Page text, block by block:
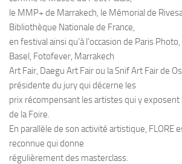
le MMP+ de Marrakech, le Mémorial de
Bibliothèque Nationale de France,
en festival ainsi qu’à l’occasion de Paris
Basel, Fotofever, Marrakech
Art Fair, Daegu Art Fair ou la Snif Art Fair de
présidente du jury qui décerne les
prix récompensant les artistes qui y exposent
de la Foire.
En parallèle de son activité artistique, FLORE
reconnue qui donne
régulièrement des masterclass.